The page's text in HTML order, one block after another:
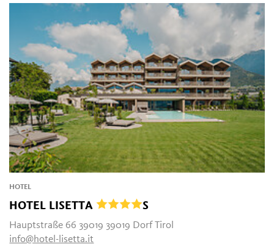
HOTEL
HOTEL LISETTA S
Hauptstraße 66 39019 39019 Dorf Tirol
info@hotel-lisetta.it